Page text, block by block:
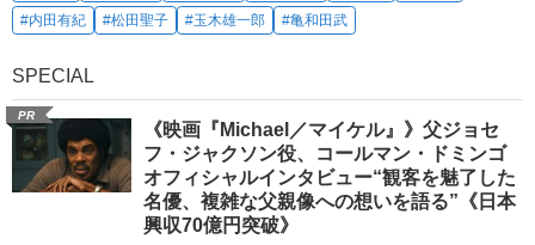
#内田有紀 #松田聖子 #玉木雄一郎 #亀和田武
SPECIAL
PR
《映画『Michael／マイケル』》父ジョセ
フ・ジャクソン役、コールマン・ドミンゴ
オフィシャルインタビュー“観客を魅了した
名優、複雑な父親像への想いを語る”《日本
興収70億円突破》